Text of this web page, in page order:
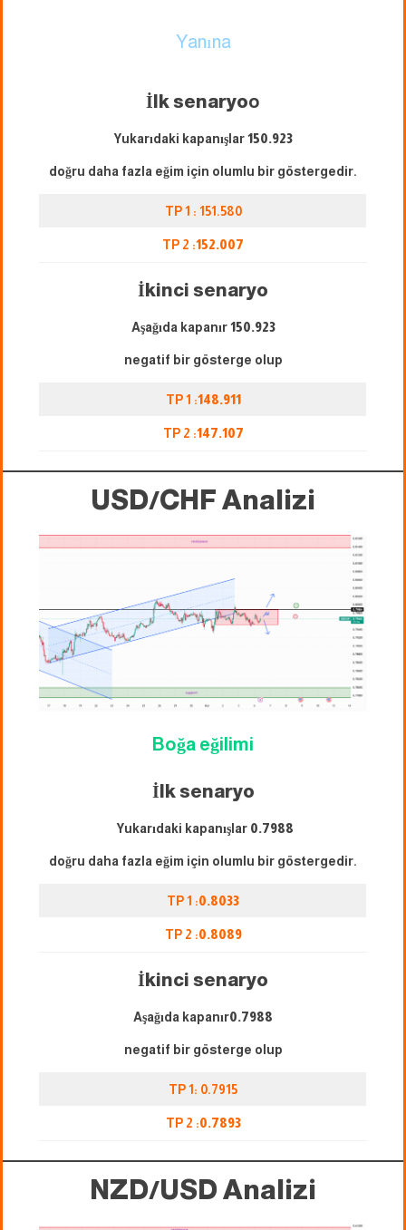
Yanına
İlk senaryoo
Yukarıdaki kapanışlar150.923
doğru daha fazla eğim için olumlu bir göstergedir.
TP 1 : 151.580
TP 2 :152.007
İkinci senaryo
Aşağıda kapanır150.923
negatif bir gösterge olup
TP 1 :148.911
TP 2 :147.107
USD/CHF Analizi
Boğa eğilimi
İlk senaryo
Yukarıdaki kapanışlar 0.7988
doğru daha fazla eğim için olumlu bir göstergedir.
TP 1 :0.8033
TP 2 :0.8089
İkinci senaryo
Aşağıda kapanır0.7988
negatif bir gösterge olup
TP 1: 0.7915
TP 2 :0.7893
NZD/USD Analizi